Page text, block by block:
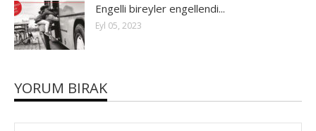
Engelli bireyler engellendi...
Eyl 05, 2023
YORUM BIRAK